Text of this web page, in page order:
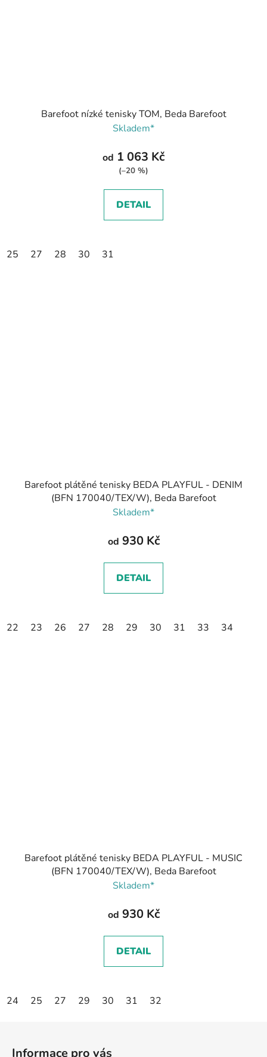
Barefoot nízké tenisky TOM, Beda Barefoot
Skladem*
od 1 063 Kč
(–20 %)
DETAIL
25 27 28 30 31
Barefoot plátěné tenisky BEDA PLAYFUL - DENIM
(BFN 170040/TEX/W), Beda Barefoot
Skladem*
od 930 Kč
DETAIL
22 23 26 27 28 29 30 31 33 34
Barefoot plátěné tenisky BEDA PLAYFUL - MUSIC
(BFN 170040/TEX/W), Beda Barefoot
Skladem*
od 930 Kč
DETAIL
24 25 27 29 30 31 32
Informace pro vás